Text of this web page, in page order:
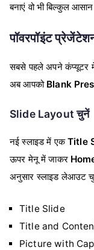
बनाएं वो भी बिल्कुल
पॉवरपॉइंट
सबसे पहले अपने कंप्यूटर
अब आपको Blank
Slide Layout चुनें
नई स्लाइड में एकTitle
ऊपर मेनू में जाकर
अनुसार स्लाइड लेआउट
Title Slide
Title and
Picture with